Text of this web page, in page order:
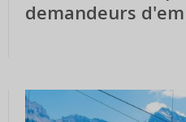
demandeurs